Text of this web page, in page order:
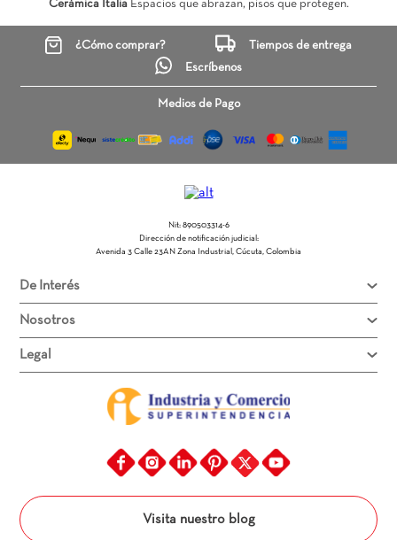
Cerámica ItaliaEspacios que abrazan, pisos que protegen.
¿Cómo comprar?
Tiempos de entrega
Escríbenos
Medios de Pago
Nit: 890503314-6
Dirección de notificación judicial:
Avenida 3 Calle 23AN Zona Industrial, Cúcuta, Colombia
De Interés
Nosotros
Legal
Visita nuestro blog